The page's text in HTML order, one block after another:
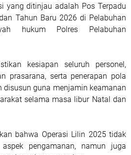
yang ditinjau adalah Pos Terpadu
Tahun Baru 2026 di Pelabuhan
hukum Polres Pelabuhan
kesiapan seluruh personel,
prasarana, serta penerapan pola
disusun guna menjamin keamanan
selama masa libur Natal dan
bahwa Operasi Lilin 2025 tidak
pengamanan, namun juga